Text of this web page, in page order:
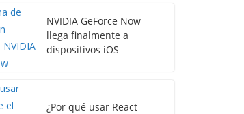
NVIDIA GeForce Now
llega finalmente a
dispositivos iOS
¿Por qué usar React